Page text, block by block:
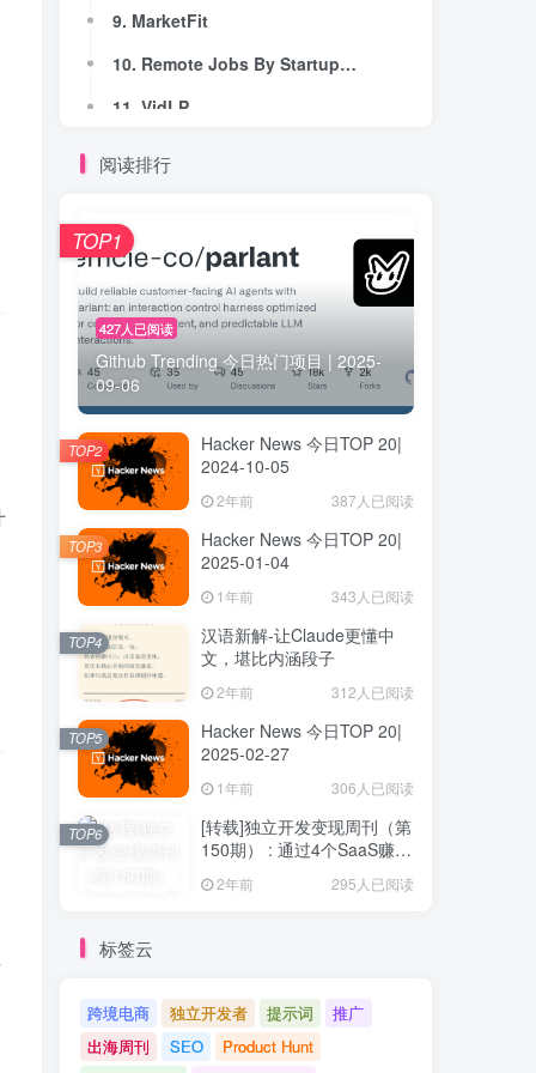
9. MarketFit
10. Remote Jobs By Startupvisors
11. VidLP
12. Pastors.ai
14. Fundreef
15. Quinnsy
16. HeadshotCam™
17. toolbrew
18. HunyuanImage 3.0
19. AI Polaroid Generator by AI Photoshoot
20. Banana Prompts
9. MarketFit
10. Remote Jobs By Startupvisors
11. VidLP
12. Pastors.ai
14. Fundreef
15. Quinnsy
16. HeadshotCam™
17. toolbrew
18. HunyuanImage 3.0
19. AI Polaroid Generator by AI Photoshoot
20. Banana Prompts
阅读排行
427人已阅读
Github Trending 今日热门项目 | 2025-
09-06
TOP1
Hacker News 今日TOP 20|
2024-10-05
2年前 387人已阅读
TOP2
Hacker News 今日TOP 20|
2025-01-04
1年前 343人已阅读
TOP3
汉语新解-让Claude更懂中
文，堪比内涵段子
2年前 312人已阅读
TOP4
Hacker News 今日TOP 20|
2025-02-27
1年前 306人已阅读
TOP5
[转载]独立开发变现周刊（第
150期） : 通过4个SaaS赚取
2年前 295人已阅读
TOP6
标签云
跨境电商 独立开发者 提示词
推广
出海周刊
SEO
Product Hunt